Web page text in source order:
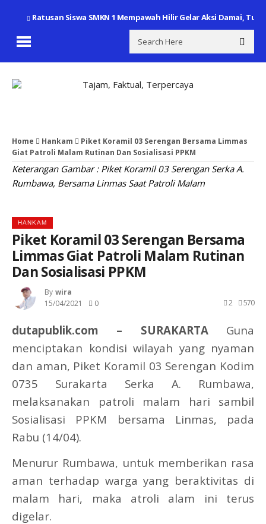
Ratusan Siswa SMKN 1 Mempawah Hilir Gelar Aksi Damai,
Home Hankam
Piket Koramil 03 Serengan Bersama Limmas
Giat Patroli Malam Rutinan Dan Sosialisasi PPKM
Keterangan Gambar : Piket Koramil 03 Serengan Serka A.
Rumbawa, Bersama Linmas Saat Patroli Malam
HANKAM
Piket Koramil 03 Serengan Bersama
Limmas Giat Patroli Malam Rutinan
Dan Sosialisasi PPKM
By Wira
15/04/2021
0 570
2
dutapublik.com – SURAKARTAGuna
menciptakan kondisi wilayah yang nyaman
dan aman, Piket Koramil 03 Serengan Kodim
0735 Surakarta Serka A. Rumbawa,
melaksanakan patroli malam hari sambil
Sosialisasi PPKM bersama Linmas, pada
Rabu (14/04).
Menurur Rumbawa, untuk memberikan rasa
aman terhadap warga yang beraktivitas di
malam hari, maka atroli alam ini terus
digelar.